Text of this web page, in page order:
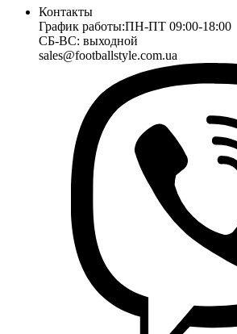
Контакты
График работы:ПН-ПТ 09:00-18:00
СБ-ВС: выходной
sales@footballstyle.com.ua